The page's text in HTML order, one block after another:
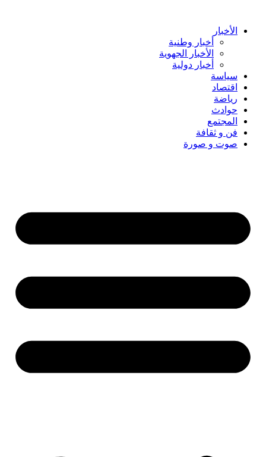
content الأخبار
أخبار وطنية
الأخبار الجهوية
أخبار دولية
سياسة
اقتصاد
رياضة
حوادث
المجتمع
فن و ثقافة
صوت و صورة